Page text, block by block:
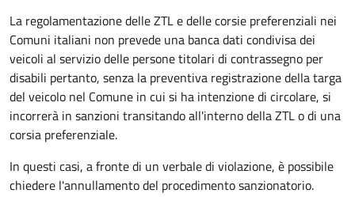
La regolamentazione delle ZTL e delle corsie preferenziali nei
Comuni italiani non prevede una banca dati condivisa dei
veicoli al servizio delle persone titolari di contrassegno per
disabili pertanto, senza la preventiva registrazione della targa
del veicolo nel Comune in cui si ha intenzione di circolare, si
incorrerà in sanzioni transitando all'interno della ZTL o di una
corsia preferenziale.
In questi casi, a fronte di un verbale di violazione, è possibile
chiedere l'annullamento del procedimento sanzionatorio.